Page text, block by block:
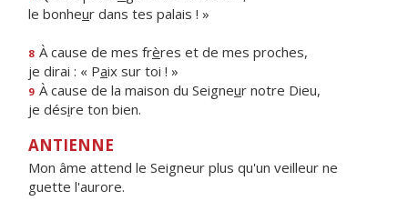
le bonheur dans tes palais ! »
8 À cause de mes frères et de mes proches,
je dirai : « Paix sur toi ! »
9 À cause de la maison du Seigneur notre Dieu,
je désire ton bien.
ANTIENNE
Mon âme attend le Seigneur plus qu'un veilleur ne
guette l'aurore.